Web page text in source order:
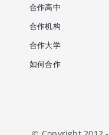
合作高中
合作机构
合作大学
如何合作